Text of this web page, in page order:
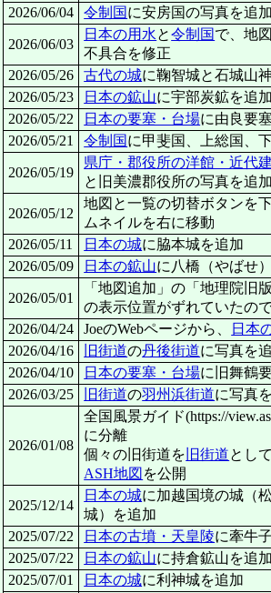
2026/06/04
令制国に安房国の写真を追加
2026/06/03
日本の用水と令制国で、地
不具合を修正
2026/05/26
古代の城に鞠智城と石城山
2026/05/23
日本の鉱山に宇部炭鉱を追加
2026/05/22
日本の要塞・台場に由良要
2026/05/21
令制国に甲斐国、上総国、
2026/05/19
県庁・郡役所の洋館・近代
と旧美濃郡役所の写真を追加
2026/05/12
地図と一覧の切替ボタンを
ムネイルを右に移動
2026/05/11
日本の城に脇本城を追加
2026/05/09
日本の鉱山に八橋（やばせ
2026/05/01
「地図追加」の「地理院旧
の表示位置がずれていたの
2026/04/24
JoeのWebページから、 日本
2026/04/16
旧街道の丹後街道に写真を
2026/04/10
日本の要塞・台場に旧舞鶴
2026/03/25
旧街道の羽州浜街道に写真
2026/01/08
全国風景ガイド(https://
に分離
個々の旧街道を 旧街道とし
ASH地図 を公開
2025/12/14
日本の城に加越国境の城（
城）を追加
2025/07/22
日本の古墳・天皇陵に牽牛
2025/07/22
日本の鉱山に持倉鉱山を追加
2025/07/01
日本の城に利神城を追加